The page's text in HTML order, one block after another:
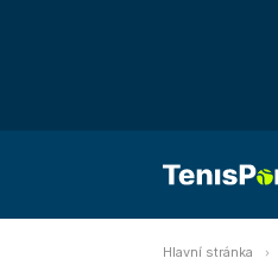
Hlavní stránka